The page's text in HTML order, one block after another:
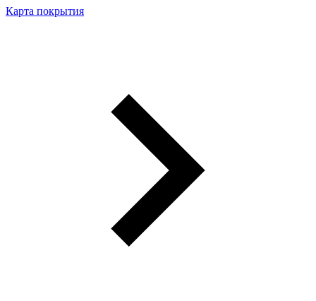
Карта покрытия